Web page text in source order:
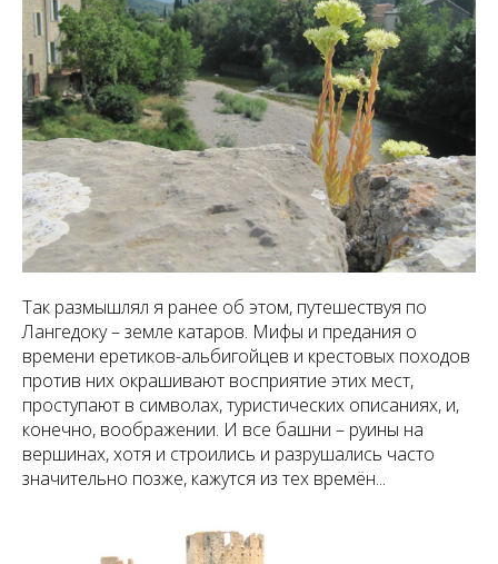
Так размышлял я ранее об этом, путешествуя по
Лангедоку – земле катаров. Мифы и предания о
времени еретиков-альбигойцев и крестовых походов
против них окрашивают восприятие этих мест,
проступают в символах, туристических описаниях, и,
конечно, воображении. И все башни – руины на
вершинах, хотя и строились и разрушались часто
значительно позже, кажутся из тех времён...